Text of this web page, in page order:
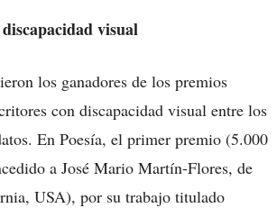
visual
los ganadores de los premios
con discapacidad visual entre los
En Poesía, el primer premio (5.000
a José Mario Martín-Flores, de
USA), por su trabajo titulado